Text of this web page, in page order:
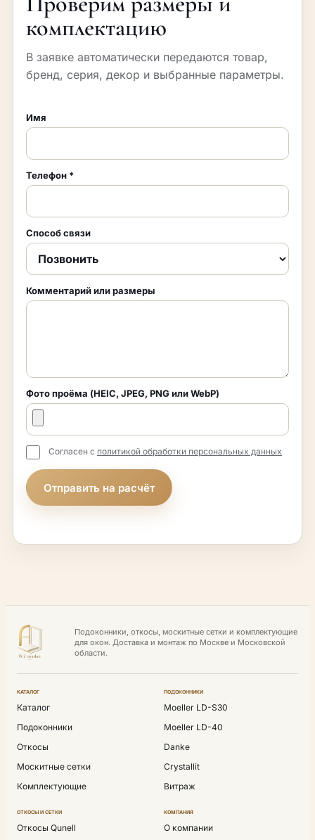
комплектацию
В заявке автоматически передаются товар,
бренд, серия, декор и выбранные параметры.
Имя
Телефон *
Способ связи
Комментарий или размеры
Фото проёма (HEIC, JPEG, PNG или WebP)
Согласен с политикой обработки персональных данных
Отправить на расчёт
Подоконники, откосы, москитные сетки и комплектующие
для окон. Доставка и монтаж по Москве и Московской
области.
КАТАЛОГ
Каталог
Подоконники
Откосы
Москитные сетки
Комплектующие
ПОДОКОННИКИ
Moeller LD-S30
Moeller LD-40
Danke
Crystallit
Витраж
ОТКОСЫ И СЕТКИ
Откосы Qunell
КОМПАНИЯ
О компании